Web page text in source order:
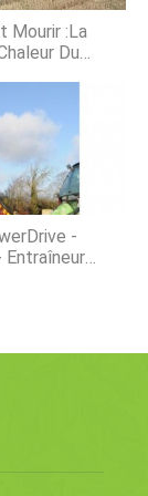
sur le
pouvez
Mourir :la
Du
Cuit Le
Fruitières
-
Entraîneur